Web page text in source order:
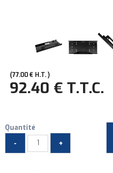
77.00€ H.T.
92.40 € T.T.C.
Quantité